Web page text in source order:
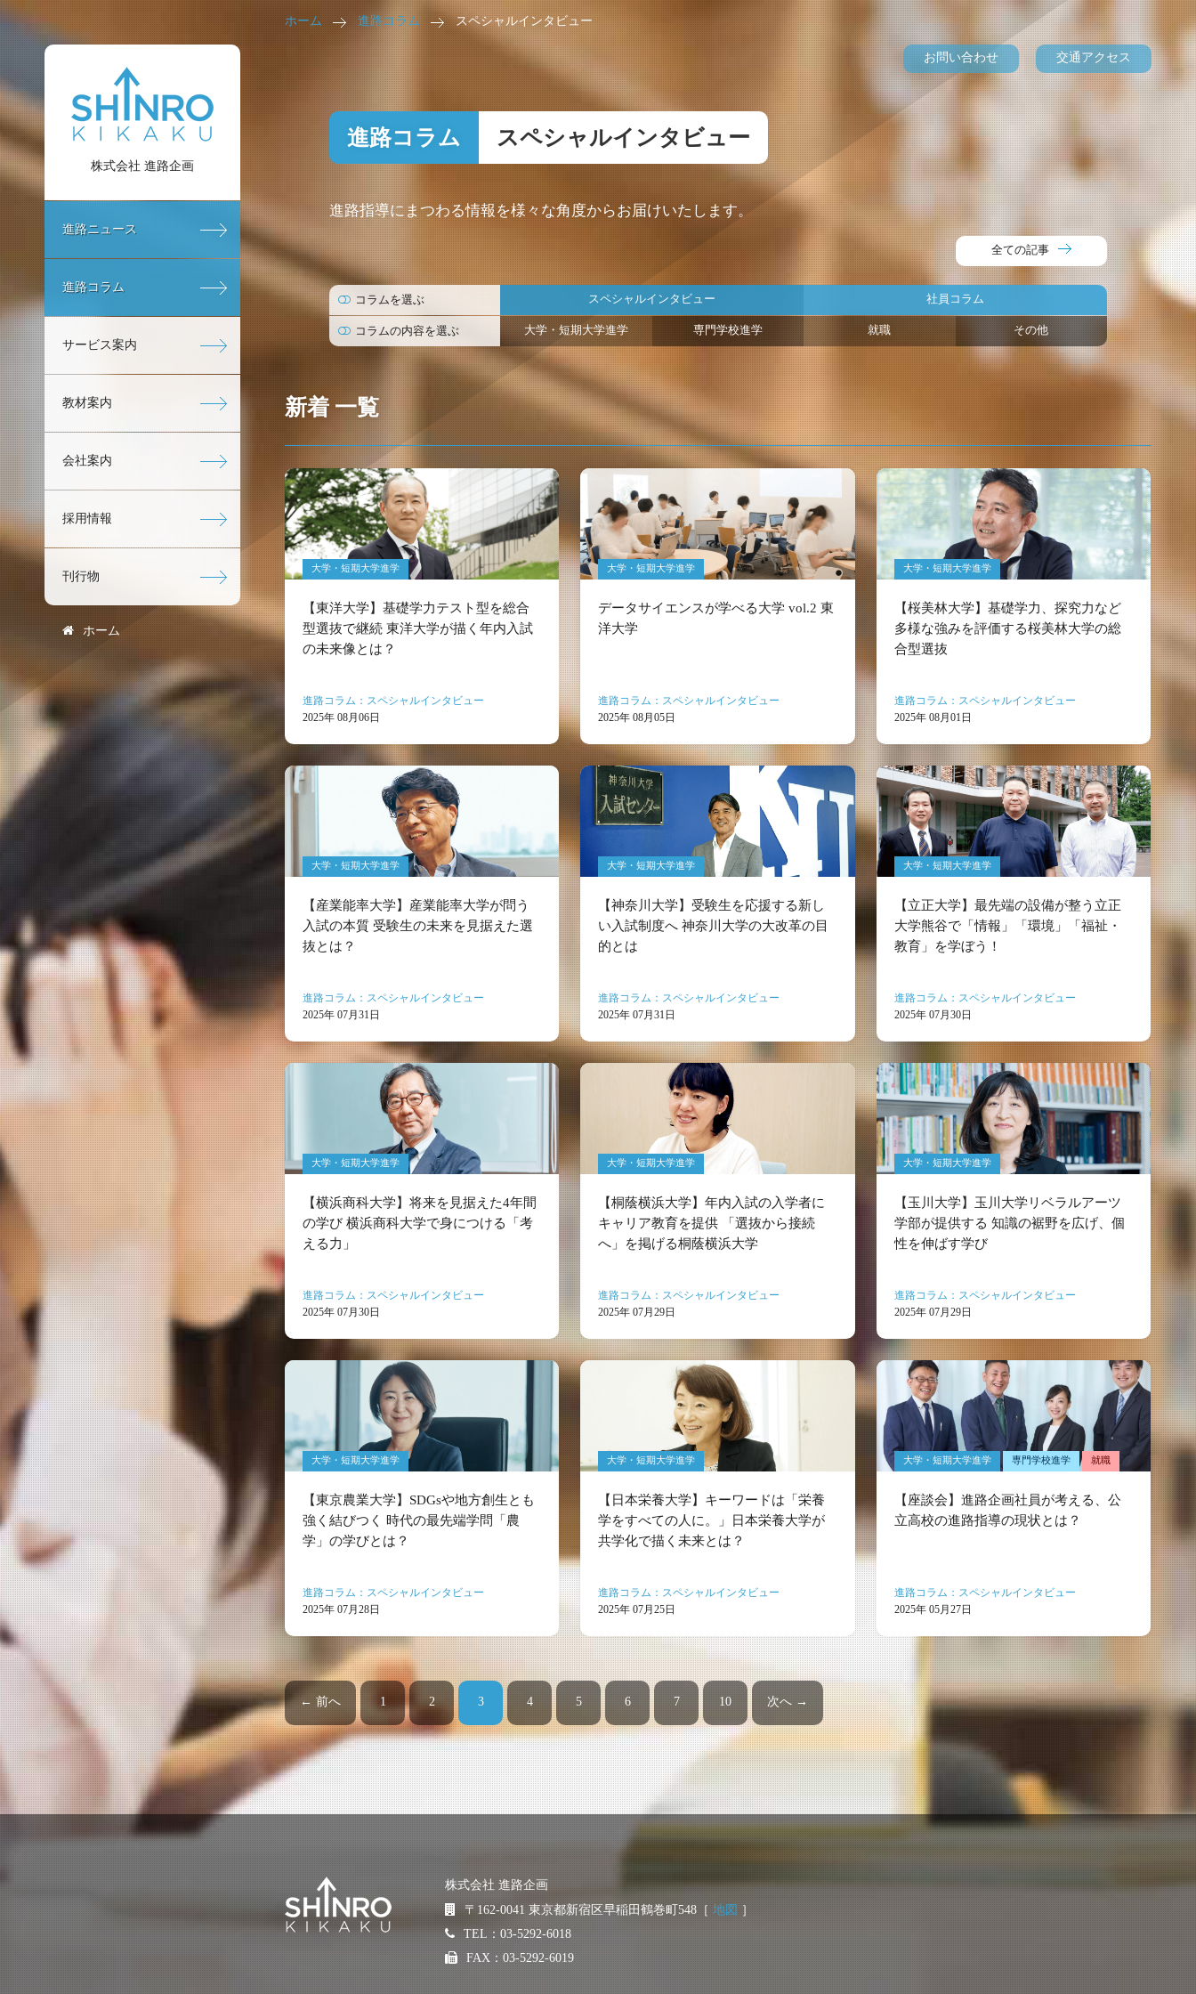
株式会社 進路企画
ホーム 進路コラム スペシャルインタビュー
進路コラム スペシャルインタビュー
進路指導にまつわる情報を様々な角度からお届けいたします。
全ての記事
コラムを選ぶ スペシャルインタビュー 社員コラム
コラムの内容を選ぶ 大学・短期大学進学 専門学校進学 就職 その他
新着 一覧
大学・短期大学進学
【東洋大学】基礎学力テスト型を総合
型選抜で継続 東洋大学が描く年内入試
の未来像とは？
進路コラム：スペシャルインタビュー
2025年 08月06日
大学・短期大学進学
データサイエンスが学べる大学 vol.2 東
洋大学
進路コラム：スペシャルインタビュー
2025年 08月05日
大学・短期大学進学
【桜美林大学】基礎学力、探究力など
多様な強みを評価する桜美林大学の総
合型選抜
進路コラム：スペシャルインタビュー
2025年 08月01日
大学・短期大学進学
【産業能率大学】産業能率大学が問う
入試の本質 受験生の未来を見据えた選
抜とは？
進路コラム：スペシャルインタビュー
2025年 07月31日
大学・短期大学進学
【神奈川大学】受験生を応援する新し
い入試制度へ 神奈川大学の大改革の目
的とは
進路コラム：スペシャルインタビュー
2025年 07月31日
大学・短期大学進学
【立正大学】最先端の設備が整う立正
大学熊谷で「情報」「環境」「福祉・
教育」を学ぼう！
進路コラム：スペシャルインタビュー
2025年 07月30日
大学・短期大学進学
【横浜商科大学】将来を見据えた4年間
の学び 横浜商科大学で身につける「考
える力」
進路コラム：スペシャルインタビュー
2025年 07月30日
大学・短期大学進学
【桐蔭横浜大学】年内入試の入学者に
キャリア教育を提供 「選抜から接続
へ」を掲げる桐蔭横浜大学
進路コラム：スペシャルインタビュー
2025年 07月29日
大学・短期大学進学
【玉川大学】玉川大学リベラルアーツ
学部が提供する 知識の裾野を広げ、個
性を伸ばす学び
進路コラム：スペシャルインタビュー
2025年 07月29日
大学・短期大学進学
【東京農業大学】SDGsや地方創生とも
強く結びつく 時代の最先端学問「農
学」の学びとは？
進路コラム：スペシャルインタビュー
2025年 07月28日
大学・短期大学進学
【日本栄養大学】キーワードは「栄養
学をすべての人に。」日本栄養大学が
共学化で描く未来とは？
進路コラム：スペシャルインタビュー
2025年 07月25日
大学・短期大学進学 専門学校進学 就職
【座談会】進路企画社員が考える、公
立高校の進路指導の現状とは？
進路コラム：スペシャルインタビュー
2025年 05月27日
← 前へ 1 2 3
（このページ）
4 5 6 7 10 次へ →
進路ニュース
進路コラム
サービス案内
教材案内
会社案内
採用情報
刊行物
ホーム
お問い合わせ 交通アクセス
株式会社 進路企画
〒162-0041東京都新宿区早稲田鶴巻町548［ 地図 ］
TEL：03-5292-6018
FAX：03-5292-6019